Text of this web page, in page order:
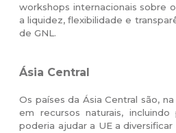
workshops internacionais sobre
a liquidez, flexibilidade e
de GNL.
Ásia Central
Os países da Ásia Central são,
em recursos naturais,
poderia ajudar a UE a